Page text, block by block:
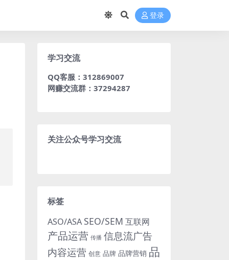
登录
学习交流
QQ客服：312869007
网赚交流群：37294287
关注公众号学习交流
标签
ASO/ASA SEO/SEM 互联网
产品运营 传播 信息流广告
内容运营 创意 品牌 品牌营销 品